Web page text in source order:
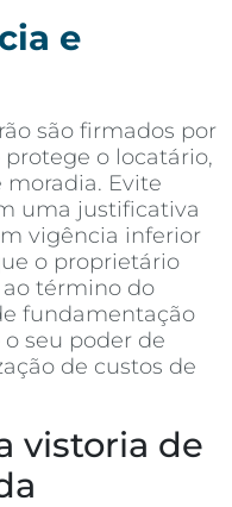
e
são firmados por
o locatário,
Evite
uma justificativa
vigência inferior
o proprietário
término do
fundamentação
seu poder de
de custos de
vistoria de